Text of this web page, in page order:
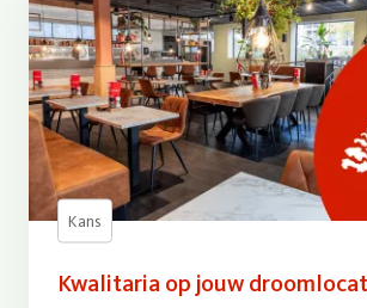
Kans
Kwalitaria op jouw